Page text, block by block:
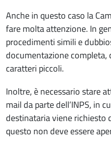
Anche in questo caso la
fare molta attenzione. In
procedimenti simili e
documentazione completa,
caratteri piccoli.
Inoltre, è necessario stare
mail da parte dell’INPS, in
destinataria viene richiesto
questo non deve essere